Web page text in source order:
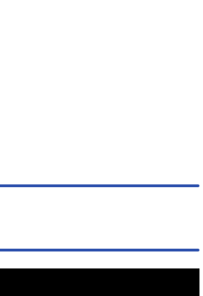
高橋美紀のおんぷの気持ち
TVアニメ『戦隊
radio 大直会